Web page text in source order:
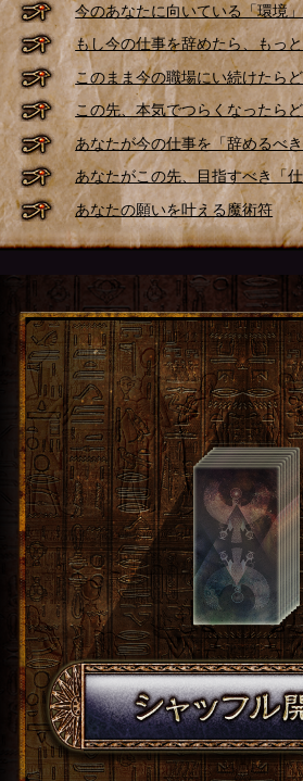
今のあなたに向いている「環境
もし今の仕事を辞めたら、もっ
このまま今の職場にい続けたら
この先、本気でつらくなったら
あなたが今の仕事を「辞めるべ
あなたがこの先、目指すべき「
あなたの願いを叶える魔術符